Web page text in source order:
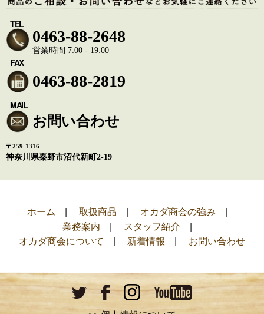
TEL
0463-88-2648
営業時間 7:00 - 19:00
FAX
0463-88-2819
MAIL
お問い合わせ
〒259-1316
神奈川県秦野市沼代新町2-19
ホーム 取扱商品
オカダ商会の強み
業務案内
スタッフ紹介
オカダ商会について
新着情報 お問い合わせ